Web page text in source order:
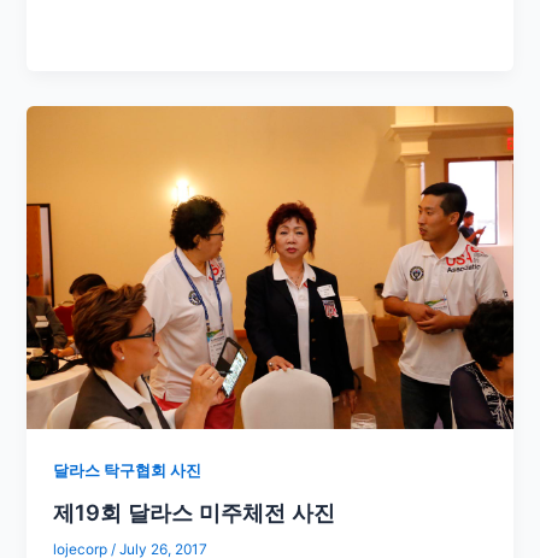
달라스 탁구협회 사진
제19회 달라스 미주체전 사진
lojecorp/July 26, 2017